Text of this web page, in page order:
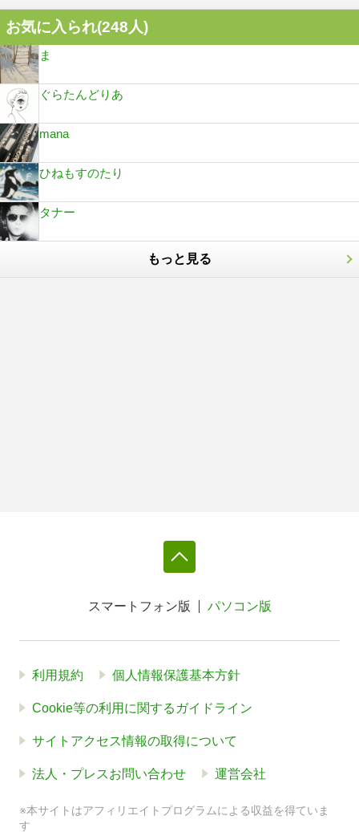
お気に入られ(248人)
ま
ぐらたんどりあ
mana
ひねもすのたり
タナー
もっと見る
スマートフォン版 パソコン版
利用規約 個人情報保護基本方針
Cookie等の利用に関するガイドライン
サイトアクセス情報の取得について
法人・プレスお問い合わせ 運営会社
※本サイトはアフィリエイトプログラムによる収益を得ていま
す